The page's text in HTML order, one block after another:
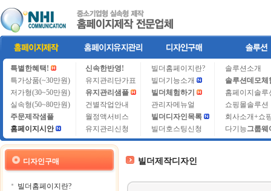
특별한혜택!
특가상품(~30만원)
저가형(30~50만원)
실속형(50~80만원)
주문제작샘플
홈페이지시안
신속한반영!
유지관리단가표
유지관리샘플
건별작업안내
월정액서비스
유지관리신청
빌더홈페이지란?
빌더기능소개
빌더체험하기
관리자메뉴얼
빌더디자인목록
빌더호스팅신청
솔루션소개
솔루션데모
홈페이지솔루
쇼핑몰솔루션
회사소개+쇼
다기능그룹
디자인구매
빌더홈페이지란?
빌더제작디자인